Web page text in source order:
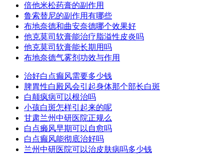
倍他米松药膏的副作用
鲁索替尼的副作用有哪些
布地奈德和曲安奈德哪个效果好
他克莫司软膏能治疗脂溢性皮炎吗
他克莫司软膏能长期用吗
布地奈德气雾剂功效与作用
治好白点癫风需要多少钱
脾胃性白殿风会引起身体那个部长白斑
白颠疯病可以根治吗
小孩白斑怎样引起来的呢
甘肃兰州中研医院正规么
白点癞风早期可以自愈吗
白点癫风能彻底治好吗
兰州中研医院可以治皮肤病吗多少钱